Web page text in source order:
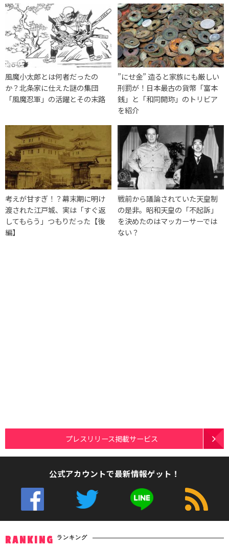
風魔小太郎とは何者だったの
か？北条家に仕えた謎の集団
「風魔忍軍」の活躍とその末路
”にせ金” 造ると家族にも厳しい
刑罰が！日本最古の貨幣「富本
銭」と「和同開珎」のトリビア
を紹介
考えが甘すぎ！？幕末期に明け
渡された江戸城、実は「すぐ返
してもらう」つもりだった【後
編】
戦前から議論されていた天皇制
の是非。昭和天皇の「不起訴」
を決めたのはマッカーサーでは
ない？
プレスリリース掲載サービス
公式アカウントで最新情報ゲット！
RANKING ランキング